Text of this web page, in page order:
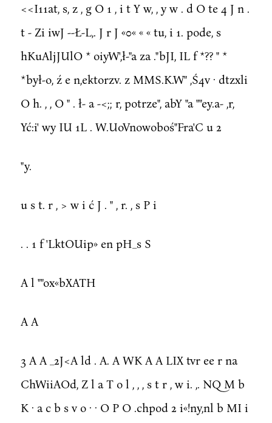
<<I11at, s, z , g O 1 , i t Y w, , y w . d O te 4 J n .
t - Zi iwJ --Ł-L,. J r J «0« « « tu, i 1. pode, s
hKuAljJUlO * oiyW',ł-"a za ."bJI, IL f *?? " *
*był-o, ź e n,ektorzv. z MMS.K.W" ,Ś4v · dtzxli
O h. , , O " . ł- a -<;; r, potrze", abY "a ""ey.a- ,r,
Yć:i' wy IU 1L . W.UoVnowoboś"Fra'C u 2
"y.
u s t. r , > w i ć J . " , r. , s P i
. . 1 f 'LktOUip» en pH_s S
A l ""ox«bXATH
A A
3 A A _2J<A ld . A. A WK A A LIX tvr ee r na
ChWiiAOd, Z l a T o l , , , s t r , w i. ,. NQ M b
K · a c b s v o · · O P O .chpod 2 i«!ny,nl b MI i